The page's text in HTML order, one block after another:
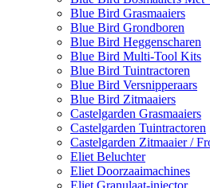
Blue Bird Grasmaaiers
Blue Bird Grondboren
Blue Bird Heggenscharen
Blue Bird Multi-Tool Kits
Blue Bird Tuintractoren
Blue Bird Versnipperaars
Blue Bird Zitmaaiers
Castelgarden Grasmaaiers
Castelgarden Tuintractoren
Castelgarden Zitmaaier /
Eliet Beluchter
Eliet Doorzaaimachines
Eliet Granulaat-injector